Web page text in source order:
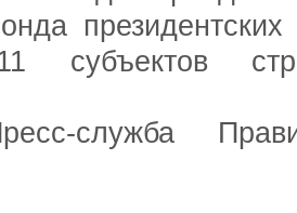
субъектов
служба